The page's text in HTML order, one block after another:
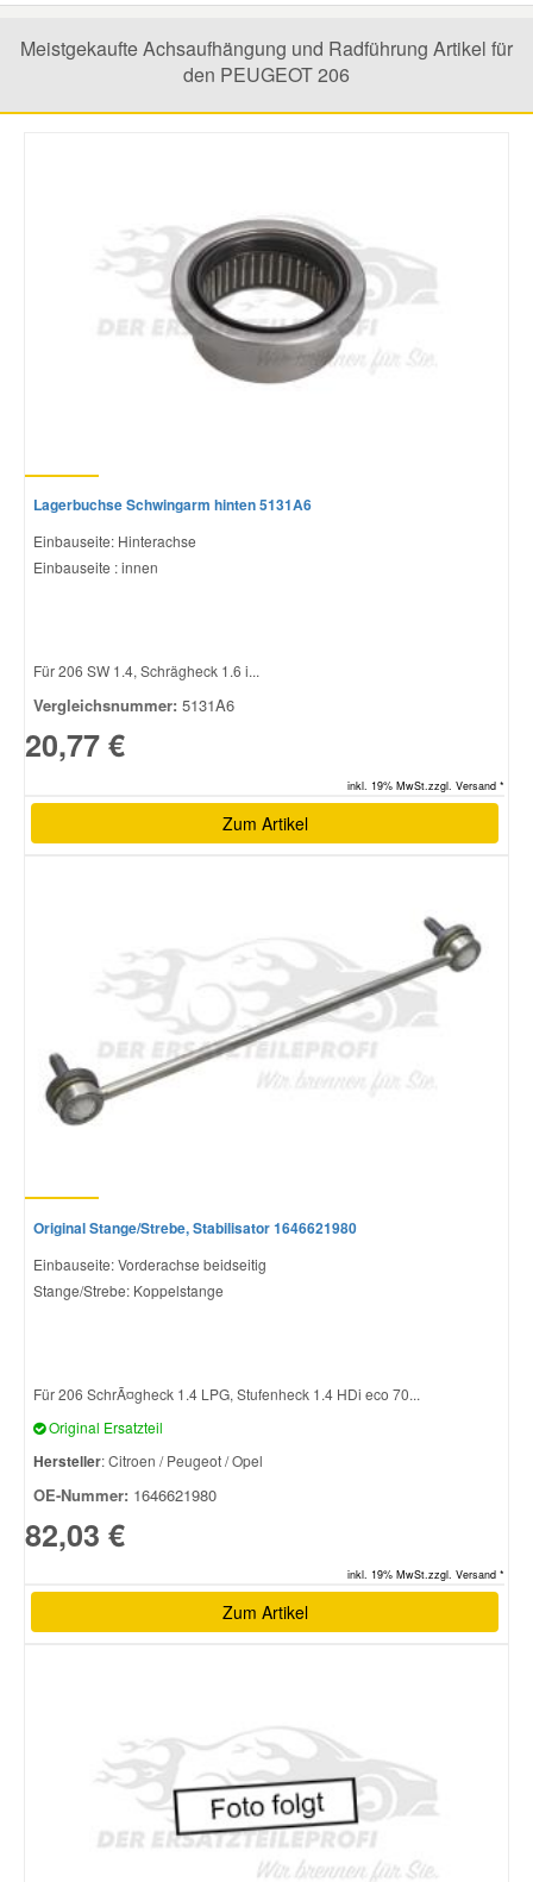
Meistgekaufte Achsaufhängung und Radführung Artikel für
den PEUGEOT 206
Lagerbuchse Schwingarm hinten 5131A6
Einbauseite: Hinterachse
Einbauseite : innen
Für 206 SW 1.4, Schrägheck 1.6 i...
Vergleichsnummer: 5131A6
20,77 €
inkl. 19% MwSt.zzgl. Versand *
Zum Artikel
Original Stange/Strebe, Stabilisator 1646621980
Einbauseite: Vorderachse beidseitig
Stange/Strebe: Koppelstange
Für 206 SchrÃ¤gheck 1.4 LPG, Stufenheck 1.4 HDi eco 70...
Original Ersatzteil
Hersteller: Citroen / Peugeot / Opel
OE-Nummer: 1646621980
82,03 €
inkl. 19% MwSt.zzgl. Versand *
Zum Artikel